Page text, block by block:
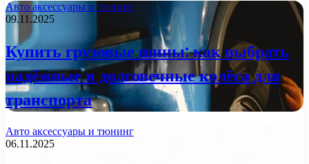
Авто аксессуары и тюнинг
09.11.2025
Купить грузовые шины: как выбрать
надёжные и долговечные колёса для
транспорта
Авто аксессуары и тюнинг
06.11.2025